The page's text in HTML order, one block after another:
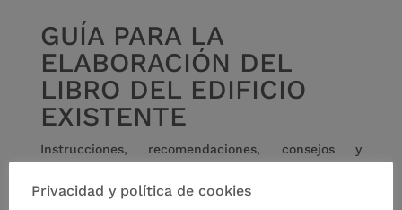
GUÍA PARA LA
ELABORACIÓN DEL
LIBRO DEL EDIFICIO
EXISTENTE
Instrucciones, recomendaciones, consejos y
853/2021, de 5 de octubre, por el que se regulan
Privacidad y política de cookies